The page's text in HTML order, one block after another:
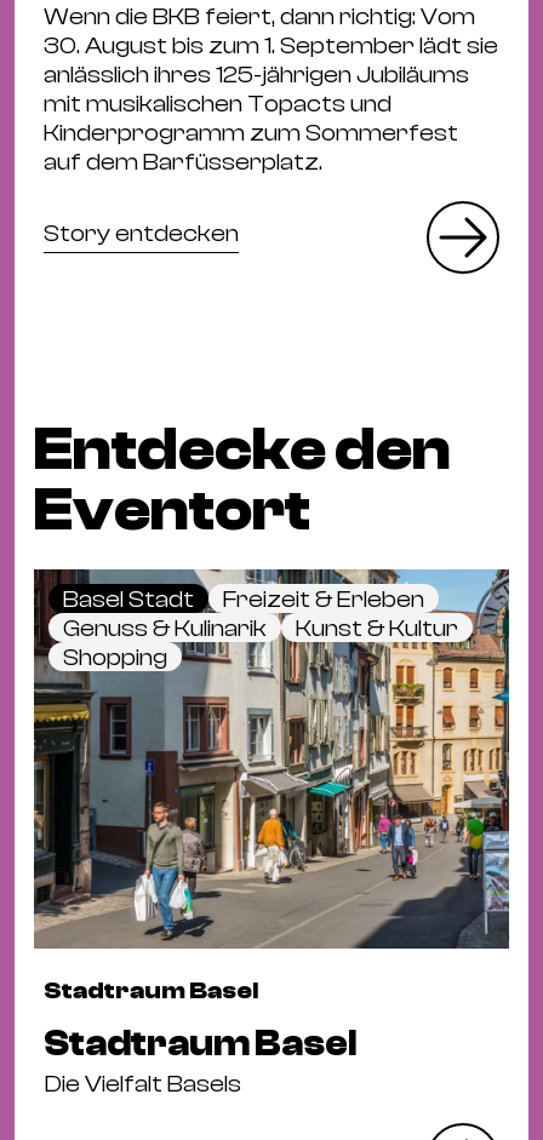
Wenn die BKB feiert, dann richtig: Vom
30. August bis zum 1. September lädt sie
anlässlich ihres 125-jährigen Jubiläums
mit musikalischen Topacts und
Kinderprogramm zum Sommerfest
auf dem Barfüsserplatz.
Story entdecken
Entdecke den
Eventort
Basel Stadt
Freizeit & Erleben
Genuss & Kulinarik
Kunst & Kultur
Shopping
Stadtraum Basel
Stadtraum Basel
Die Vielfalt Basels